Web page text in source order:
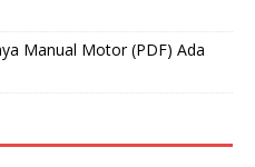
Manual Motor (PDF) Ada